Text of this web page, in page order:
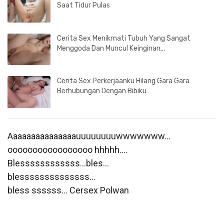
Saat Tidur Pulas
Cerita Sex Menikmati Tubuh Yang Sangat
Menggoda Dan Muncul Keinginan…
Cerita Sex Perkerjaanku Hilang Gara Gara
Berhubungan Dengan Bibiku…
Aaaaaaaaaaaaaaauuuuuuuuwwwwwww…
ooooooooooooooooo hhhhh….
Blessssssssssss…bles…
blessssssssssssss…
bless ssssss… Cersex Polwan